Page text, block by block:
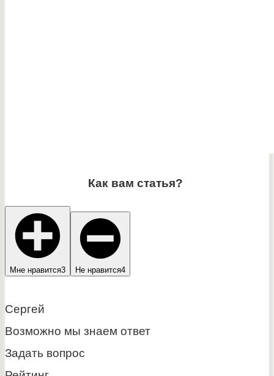
Как вам статья?
Мне нравится3 Не нравится4
Сергей
Возможно мы знаем ответ
Задать вопрос